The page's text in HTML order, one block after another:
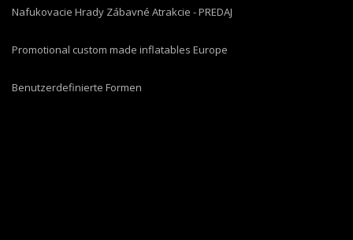
Nafukovacie Hrady Zábavné Atrakcie - PREDAJ
Promotional custom made inflatables Europe
Benutzerdefinierte Formen